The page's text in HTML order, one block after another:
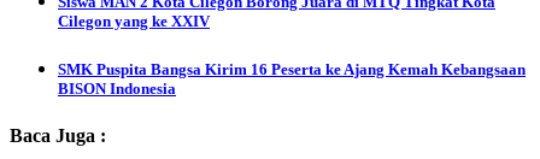
Cilegon yang ke XXIV
SMK Puspita Bangsa Kirim 16 Peserta ke Ajang Kemah Kebangsaan
BISON Indonesia
Baca Juga :